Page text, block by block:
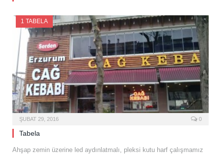
1 TABELA
ŞUBAT 29, 2016 0
Tabela
Ahşap zemin üzerine led aydınlatmalı, pleksi kutu harf çalışmamız